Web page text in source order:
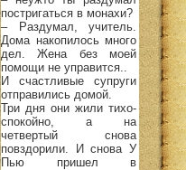
постригаться в монахи?
– Раздумал, учитель.
Дома накопилось много
дел. Жена без моей
помощи не управится..
И счастливые супруги
отправились домой.
Три дня они жили тихо-
спокойно, а на
четвертый снова
повздорили. И снова У
Пью пришел в